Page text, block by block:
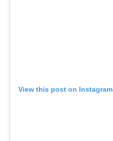
View this post on Instagram